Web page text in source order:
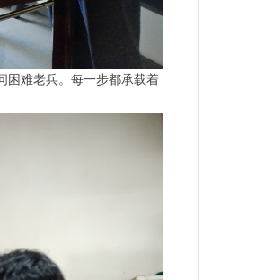
难老兵。每一步都承载着